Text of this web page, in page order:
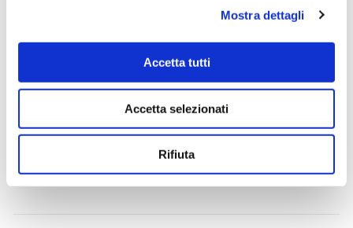
Mostra dettagli
Accetta tutti
Accetta selezionati
Rifiuta
Ho acquistato un Selmer Super Action 80 serie I da
Biasin e sono rimasto davvero super soddisfatto. Il sax
è arrivato in condizioni impeccabili, perfettamente
dimostrato serio e professionale,..